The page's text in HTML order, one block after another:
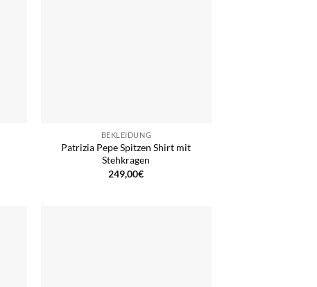
BEKLEIDUNG
Patrizia Pepe Spitzen Shirt mit
Stehkragen
249,00€